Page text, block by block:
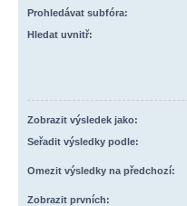
Prohledávat subfóra:
Hledat uvnitř:
Zobrazit výsledek jako:
Seřadit výsledky podle:
Omezit výsledky na předchozí:
Zobrazit prvních: